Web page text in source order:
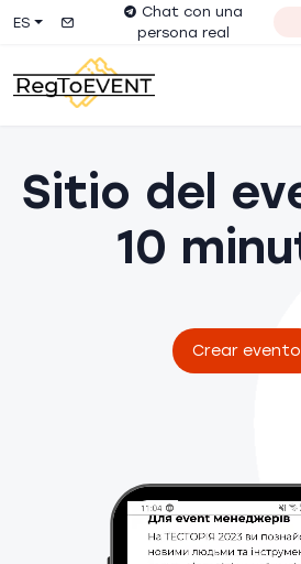
ES
Chat con una
persona real
Sitio del
10
Crear evento